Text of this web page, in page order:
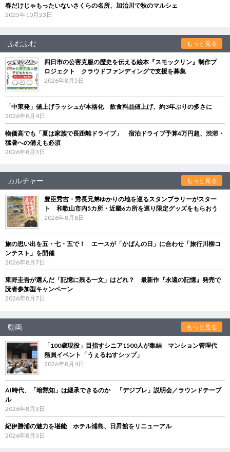
春だけじゃもったいないさくらの名所、加治川で秋のマルシェ
2025年10月23日
ふむふむ もっと見る
四日市の公害克服の歴史を伝える絵本『スモックリン』制作プ
ロジェクト クラウドファンディングで支援を募集
2026年8月5日
「中東発」値上げラッシュが本格化 飲食料品値上げ、約3年ぶりの多さに
2026年8月4日
物価高でも「夏は家族で長距離ドライブ」 宿泊ドライブ予算4万円超、渋滞・
猛暑への備えも必須
2026年8月3日
カルチャー もっと見る
豊臣秀吉・秀長兄弟ゆかりの地を巡るスタンプラリーがスター
ト 和歌山市内5カ所・近畿6カ所を巡り限定グッズをもらおう
2026年8月8日
旅の思い出を五・七・五で！ エースが「かばんの日」に合わせ「旅行川柳コ
ンテスト」を開催
2026年8月7日
東野圭吾が選んだ「記憶に残る一文」はどれ？ 最新作『永遠の記憶』発売で
読者参加型キャンペーン
2026年8月7日
動画 もっと見る
「100歳現役」目指すシニア1500人が集結 マンション管理代
務員イベント「うぇるねすシップ」
2026年8月4日
AI時代、「暗黙知」は継承できるのか 「デジブレ」説明会／ラウンドテーブ
ル
2026年8月3日
紀伊勝浦の魅力を堪能 ホテル浦島、日昇館をリニューアル
2026年8月3日